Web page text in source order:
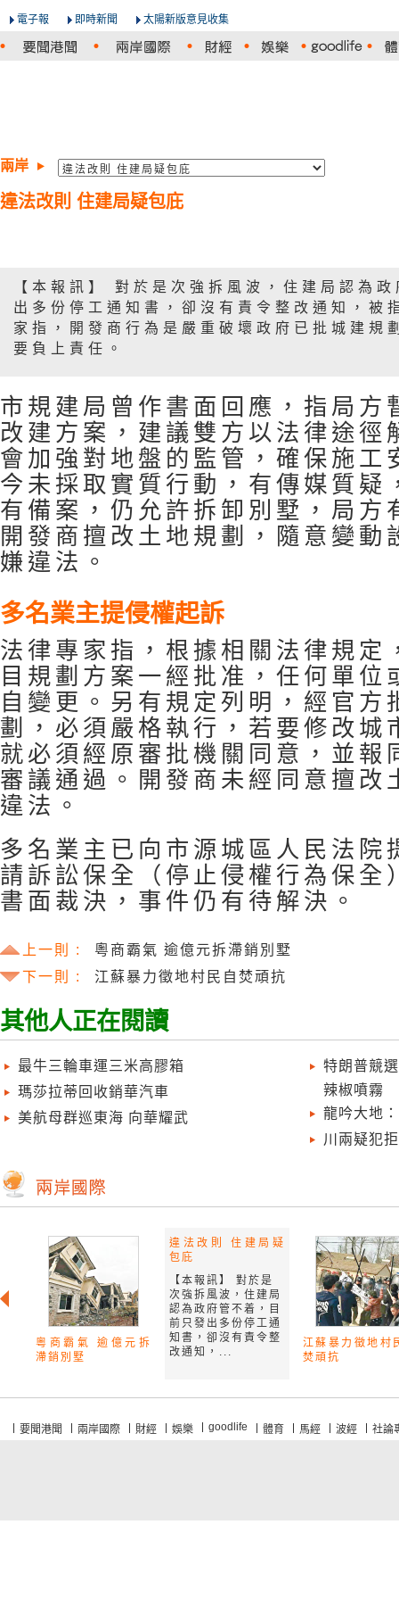
電子報 即時新聞 太陽新版意見收集
兩岸
違法改則 住建局疑包庇
【本報訊】 對於是次強拆風波，住建局認為
出多份停工通知書，卻沒有責令整改通知，被
家指，開發商行為是嚴重破壞政府已批城建規
要負上責任。
市規建局曾作書面回應，指局方
改建方案，建議雙方以法律途徑
會加強對地盤的監管，確保施工
今未採取實質行動，有傳媒質疑
有備案，仍允許拆卸別墅，局方
開發商擅改土地規劃，隨意變動
嫌違法。
多名業主提侵權起訴
法律專家指，根據相關法律規定
目規劃方案一經批准，任何單位
自變更。另有規定列明，經官方
劃，必須嚴格執行，若要修改城
就必須經原審批機關同意，並報
審議通過。開發商未經同意擅改
違法。
多名業主已向市源城區人民法院
請訴訟保全（停止侵權行為保全
書面裁決，事件仍有待解決。
上一則 :
粵商霸氣 逾億元拆滯銷別墅
下一則 :
江蘇暴力徵地村民自焚頑抗
其他人正在閱讀
最牛三輪車運三米高膠箱
瑪莎拉蒂回收銷華汽車
美航母群巡東海 向華耀武
特朗普競
辣椒噴霧
龍吟大地
川兩疑犯
粵商霸氣 逾億元拆
滯銷別墅
違法改則 住建局疑
包庇
【本報訊】 對於是
次強拆風波，住建局
認為政府管不着，目
前只發出多份停工通
知書，卻沒有責令整
改通知，...
江蘇暴力徵地村
焚頑抗
要聞港聞 兩岸國際 財經 娛樂 goodlife 體育 馬經 波經 社論